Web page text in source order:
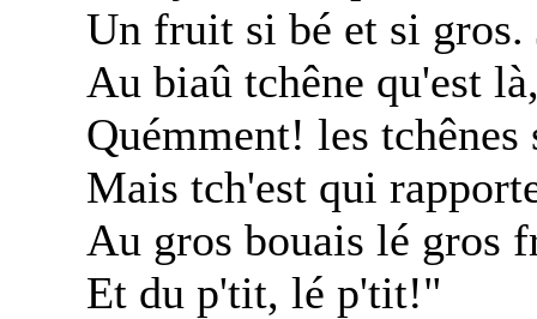
Un fruit si bé et si
Au biaû tchêne qu'est
Quémment! les
Mais tch'est qui
Au gros bouais lé gros
Et du p'tit, lé p'tit!"